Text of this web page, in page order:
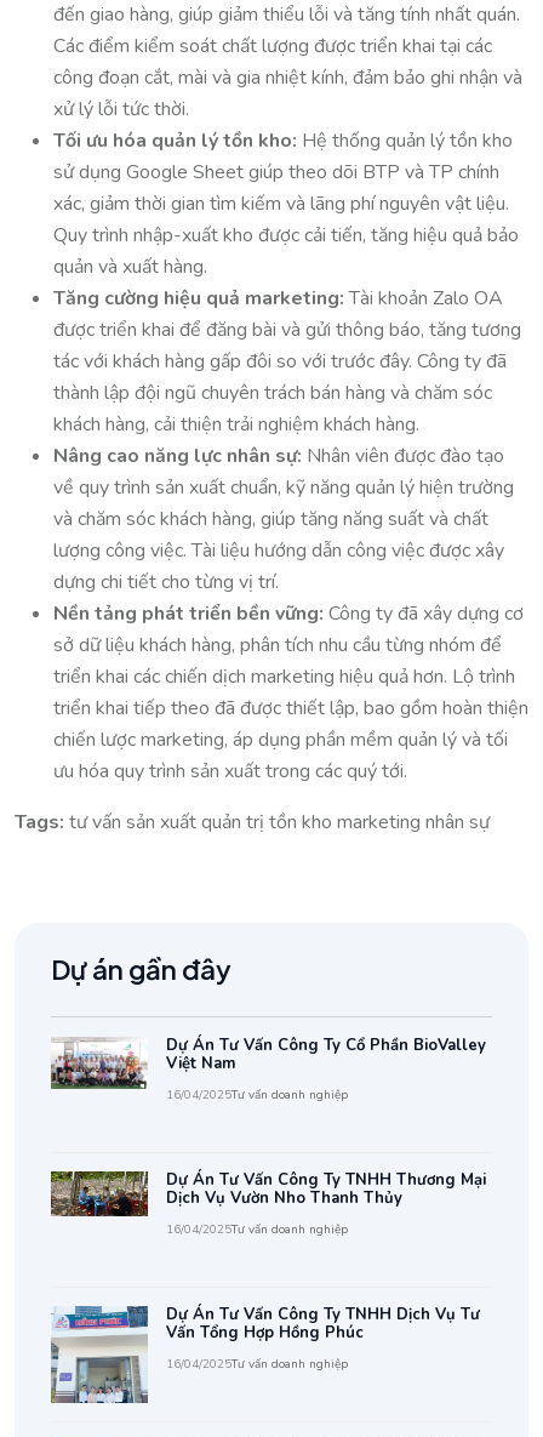
đến giao hàng, giúp giảm thiểu lỗi và tăng tính nhất quán.
Các điểm kiểm soát chất lượng được triển khai tại các
công đoạn cắt, mài và gia nhiệt kính, đảm bảo ghi nhận và
xử lý lỗi tức thời.
Tối ưu hóa quản lý tồn kho: Hệ thống quản lý tồn kho
sử dụng Google Sheet giúp theo dõi BTP và TP chính
xác, giảm thời gian tìm kiếm và lãng phí nguyên vật liệu.
Quy trình nhập-xuất kho được cải tiến, tăng hiệu quả bảo
quản và xuất hàng.
Tăng cường hiệu quả marketing:Tài khoản Zalo OA
được triển khai để đăng bài và gửi thông báo, tăng tương
tác với khách hàng gấp đôi so với trước đây. Công ty đã
thành lập đội ngũ chuyên trách bán hàng và chăm sóc
khách hàng, cải thiện trải nghiệm khách hàng.
Nâng cao năng lực nhân sự: Nhân viên được đào tạo
về quy trình sản xuất chuẩn, kỹ năng quản lý hiện trường
và chăm sóc khách hàng, giúp tăng năng suất và chất
lượng công việc. Tài liệu hướng dẫn công việc được xây
dựng chi tiết cho từng vị trí.
Nền tảng phát triển bền vững: Công ty đã xây dựng cơ
sở dữ liệu khách hàng, phân tích nhu cầu từng nhóm để
triển khai các chiến dịch marketing hiệu quả hơn. Lộ trình
triển khai tiếp theo đã được thiết lập, bao gồm hoàn thiện
chiến lược marketing, áp dụng phần mềm quản lý và tối
ưu hóa quy trình sản xuất trong các quý tới.
Tags: tư vấn sản xuất quản trị tồn kho marketing nhân sự
Dự án gần đây
Dự Án Tư Vấn Công Ty Cổ Phần BioValley
Việt Nam
16/04/2025Tư vấn doanh nghiệp
Dự Án Tư Vấn Công Ty TNHH Thương Mại
Dịch Vụ Vườn Nho Thanh Thủy
16/04/2025Tư vấn doanh nghiệp
Dự Án Tư Vấn Công Ty TNHH Dịch Vụ Tư
Vấn Tổng Hợp Hồng Phúc
16/04/2025Tư vấn doanh nghiệp